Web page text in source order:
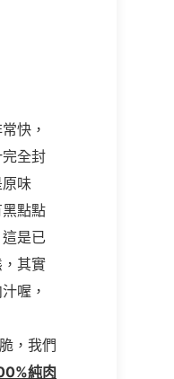
快，
全封
味
點點
是已
其實
喔，
，我們
純肉